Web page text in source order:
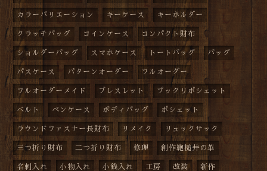
カラーバリエーション キーケース キーホルダー
クラッチバッグ コインケース コンパクト財布
ショルダーバッグ スマホケース トートバッグ バッグ
パスケース パターンオーダー フルオーダー
フルオーダーメイド ブレスレット プックリポシェット
ベルト ペンケース ボディバッグ ポシェット
ラウンドファスナー長財布 リメイク リュックサック
三つ折り財布 二つ折り財布 修理 創作鞄槌井の革
名刺入れ 小物入れ 小銭入れ 工房 改装 新作